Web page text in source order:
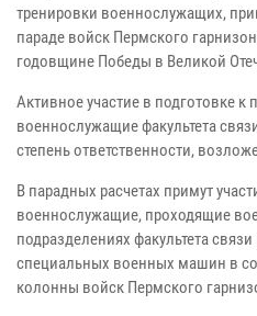
тренировки военнослужащих,
параде войск Пермского
годовщине Победы в Великой
Активное участие в подготовке к
военнослужащие факультета
степень ответственности,
В парадных расчетах примут
военнослужащие, проходящие
подразделениях факультета
специальных военных машин в
колонны войск Пермского